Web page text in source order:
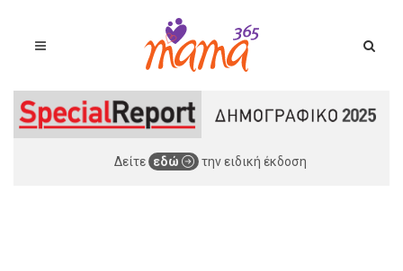
Δείτε εδώ την ειδική έκδοση